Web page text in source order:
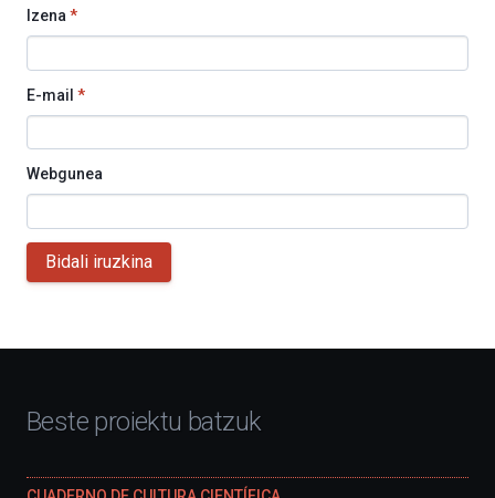
Izena *
E-mail *
Webgunea
Bidali iruzkina
Beste proiektu batzuk